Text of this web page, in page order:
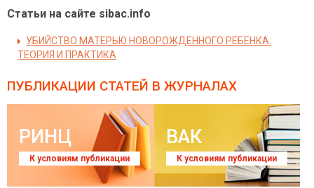
Статьи на сайте sibac.info
УБИЙСТВО МАТЕРЬЮ НОВОРОЖДЕННОГО РЕБЕНКА:
ТЕОРИЯ И ПРАКТИКА
ПУБЛИКАЦИИ СТАТЕЙ В ЖУРНАЛАХ
РИНЦ
К условиям публикации
ВАК
К условиям публикации